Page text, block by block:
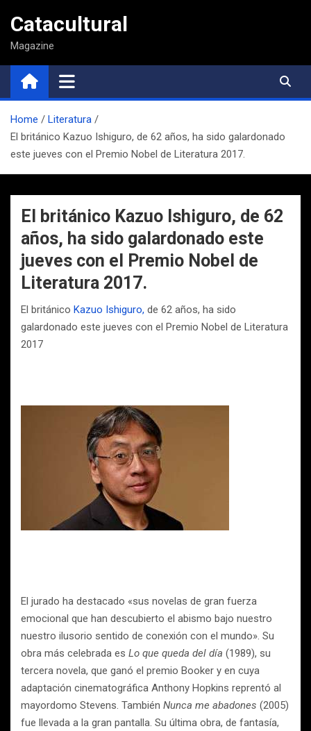
contenido
Catacultural
Magazine
Home
Literatura
El británico Kazuo Ishiguro, de 62 años, ha sido galardonado
este jueves con el Premio Nobel de Literatura 2017.
El británico Kazuo Ishiguro, de 62
años, ha sido galardonado este
jueves con el Premio Nobel de
Literatura 2017.
El británico Kazuo Ishiguro, de 62 años, ha sido
galardonado este jueves con el Premio Nobel de Literatura
2017
El jurado ha destacado «sus novelas de gran fuerza
emocional que han descubierto el abismo bajo nuestro
nuestro ilusorio sentido de conexión con el mundo». Su
obra más celebrada es Lo que queda del día (1989), su
tercera novela, que ganó el premio Booker y en cuya
adaptación cinematográfica Anthony Hopkins reprentó al
mayordomo Stevens. También Nunca me abadones (2005)
fue llevada a la gran pantalla. Su última obra, de fantasía,